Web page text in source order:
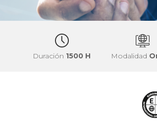
Duración 1500 H Modalidad